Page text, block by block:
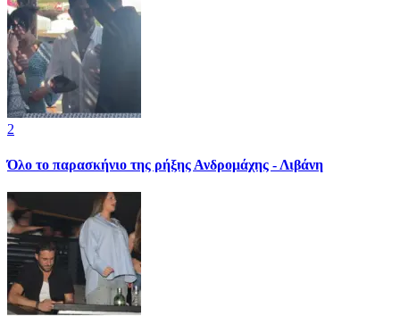
2
Όλο το παρασκήνιο της ρήξης Ανδρομάχης - Λιβάνη